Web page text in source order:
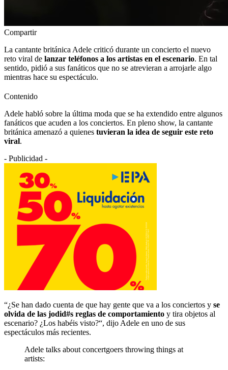
Compartir
La cantante británica Adele criticó durante un concierto el nuevo
reto viral de lanzar teléfonos a los artistas en el escenario. En tal
sentido, pidió a sus fanáticos que no se atrevieran a arrojarle algo
mientras hace su espectáculo.
Contenido
Adele habló sobre la última moda que se ha extendido entre algunos
fanáticos que acuden a los conciertos. En pleno show, la cantante
británica amenazó a quienes tuvieran la idea de seguir este reto
viral.
- Publicidad -
“¿Se han dado cuenta de que hay gente que va a los conciertos y se
olvida de las jodid#s reglas de comportamiento y tira objetos al
escenario? ¿Los habéis visto?“, dijo Adele en uno de sus
espectáculos más recientes.
Adele talks about concertgoers throwing things at
artists: